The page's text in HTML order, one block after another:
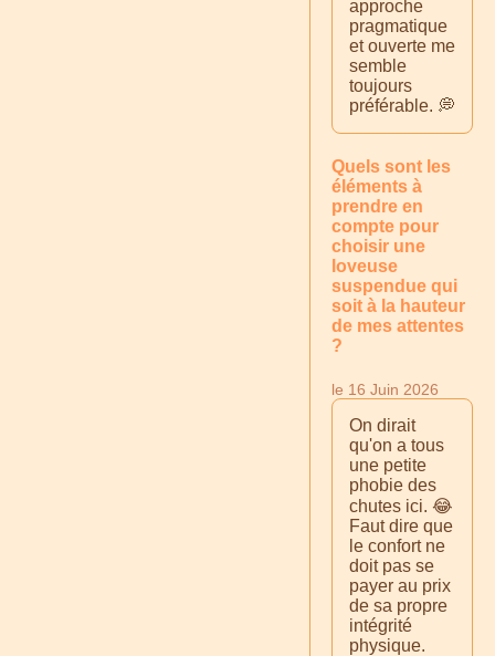
approche
pragmatique
et ouverte me
semble
toujours
préférable. 💭
Quels sont les
éléments à
prendre en
compte pour
choisir une
loveuse
suspendue qui
soit à la hauteur
de mes attentes
?
le 16 Juin 2026
On dirait
qu'on a tous
une petite
phobie des
chutes ici. 😂
Faut dire que
le confort ne
doit pas se
payer au prix
de sa propre
intégrité
physique.